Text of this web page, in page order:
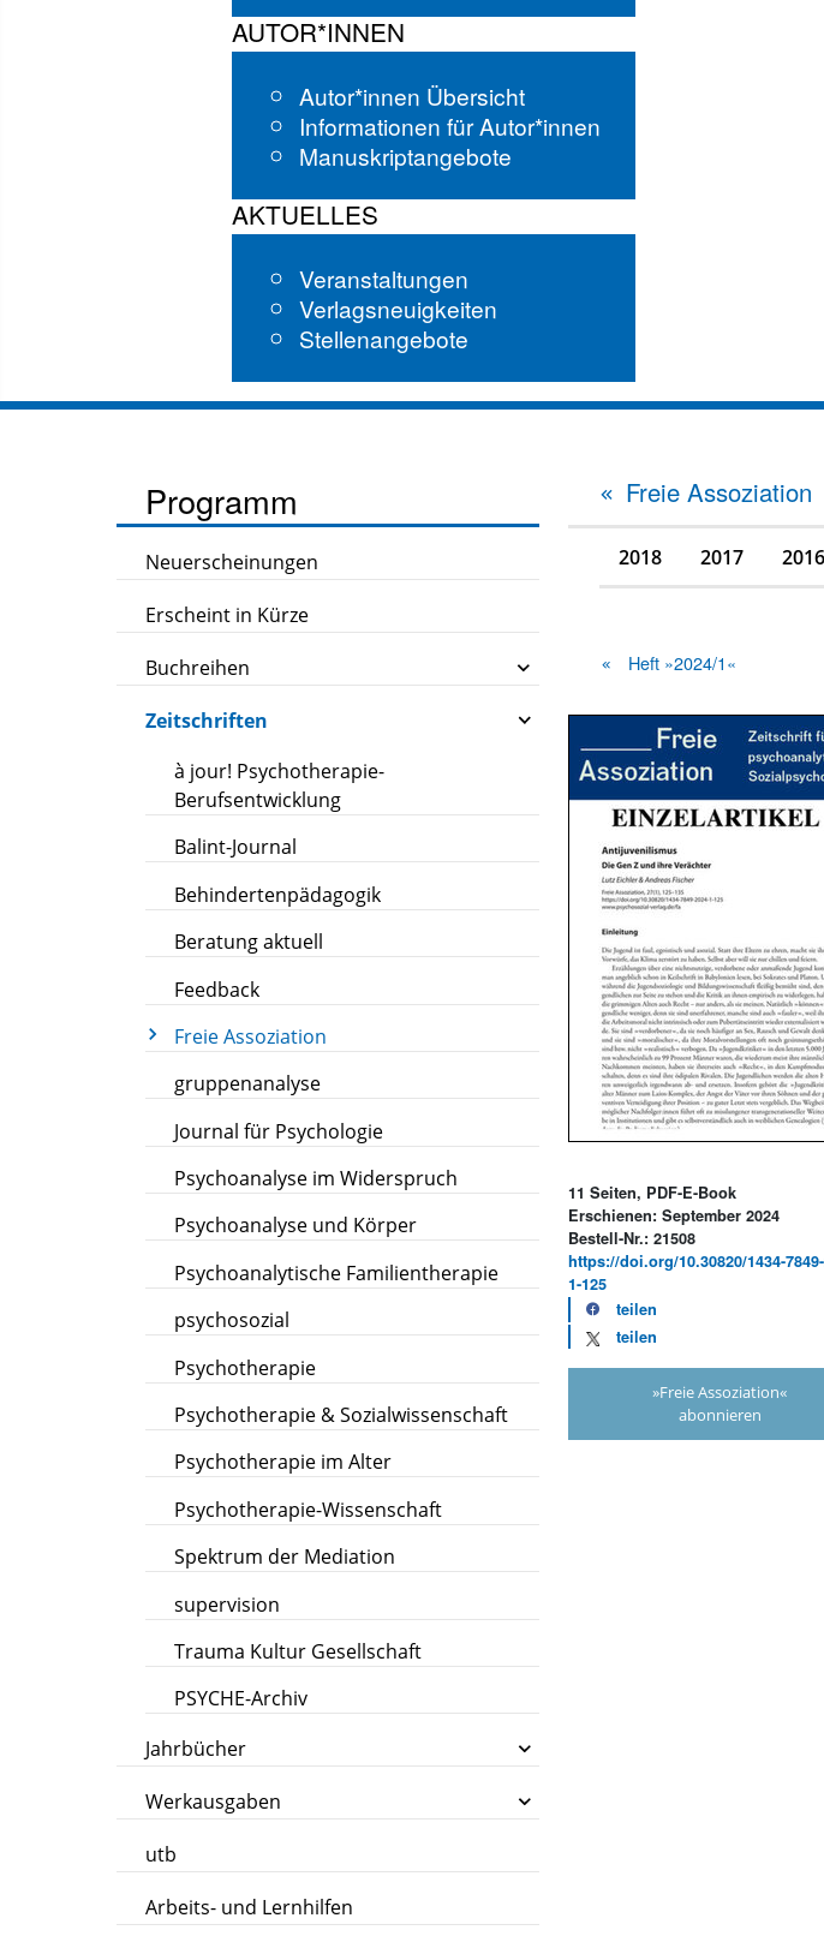
AUTOR*INNEN
Autor*innen Übersicht
Informationen für Autor*innen
Manuskriptangebote
AKTUELLES
Veranstaltungen
Verlagsneuigkeiten
Stellenangebote
Programm
Neuerscheinungen
Erscheint in Kürze
Buchreihen
Zeitschriften
à jour! Psychotherapie-
Berufsentwicklung
Balint-Journal
Behindertenpädagogik
Beratung aktuell
Feedback
Freie Assoziation
gruppenanalyse
Journal für Psychologie
Psychoanalyse im Widerspruch
Psychoanalyse und Körper
Psychoanalytische Familientherapie
psychosozial
Psychotherapie
Psychotherapie & Sozialwissenschaft
Psychotherapie im Alter
Psychotherapie-Wissenschaft
Spektrum der Mediation
supervision
Trauma Kultur Gesellschaft
PSYCHE-Archiv
Jahrbücher
Werkausgaben
utb
Arbeits- und Lernhilfen
Freie Assoziation
2018 2017 2016
Heft »2024/1«
11 Seiten, PDF-E-Book
Erschienen: September 2024
Bestell-Nr.: 21508
https://doi.org/10.30820/1434-
1-125
teilen
teilen
»Freie Assoziation«
abonnieren